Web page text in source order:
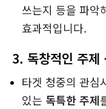
쓰는지 등을 파악
효과적입니다.
3. 독창적인 주제
타겟 청중의 관심
있는 독특한 주제